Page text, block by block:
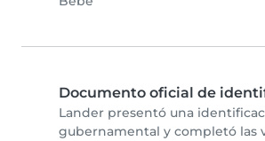
Documento oficial de
Lander presentó una
gubernamental y completó las